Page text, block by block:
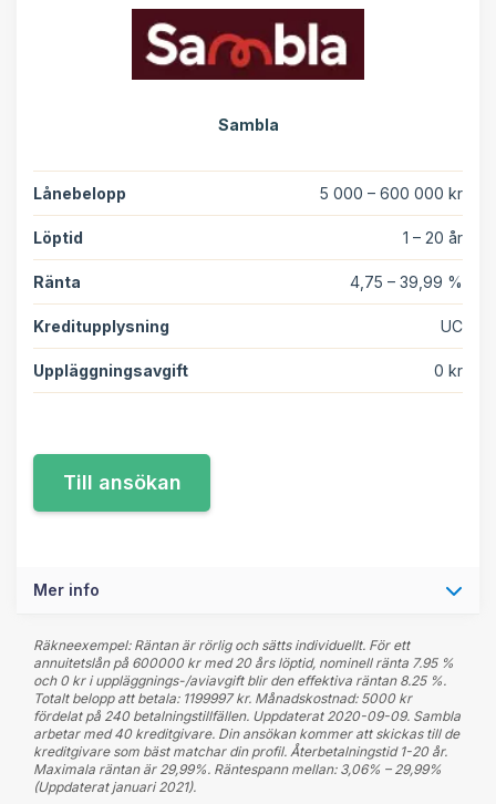
Sambla
Lånebelopp 5 000 – 600 000 kr
Löptid 1 – 20 år
Ränta 4,75 – 39,99 %
Kreditupplysning UC
Uppläggningsavgift 0 kr
Mer info
Räkneexempel: Räntan är rörlig och sätts individuellt. För ett
annuitetslån på 600000 kr med 20 års löptid, nominell ränta 7.95 %
och 0 kr i uppläggnings-/aviavgift blir den effektiva räntan 8.25 %.
Totalt belopp att betala: 1199997 kr. Månadskostnad: 5000 kr
fördelat på 240 betalningstillfällen. Uppdaterat 2020-09-09. Sambla
arbetar med 40 kreditgivare. Din ansökan kommer att skickas till de
kreditgivare som bäst matchar din profil. Återbetalningstid 1-20 år.
Maximala räntan är 29,99%. Räntespann mellan: 3,06% – 29,99%
(Uppdaterat januari 2021).